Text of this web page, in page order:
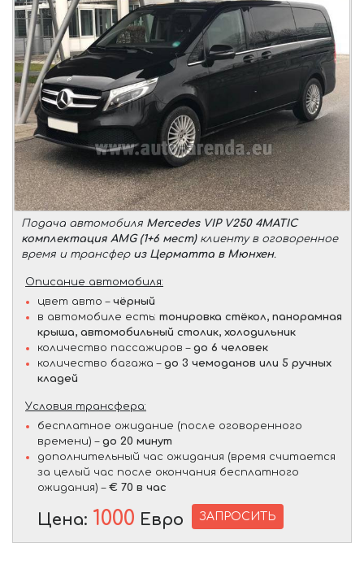
Подача автомобиля Mercedes VIP V250 4MATIC
комплектация AMG (1+6 мест)клиенту в оговоренное
время и трансфер из Церматта в Мюнхен.
Описание автомобиля:
цвет авто – чёрный
в автомобиле есть: тонировка стёкол, панорамная
крыша, автомобильный столик, холодильник
количество пассажиров – до 6 человек
количество багажа – до 3 чемоданов или 5 ручных
кладей
Условия трансфера:
бесплатное ожидание (после оговоренного
времени) – до 20 минут
дополнительный час ожидания (время считается
за целый час после окончания бесплатного
ожидания) – € 70 в час
Цена: 1000 Евро ЗАПРОСИТЬ